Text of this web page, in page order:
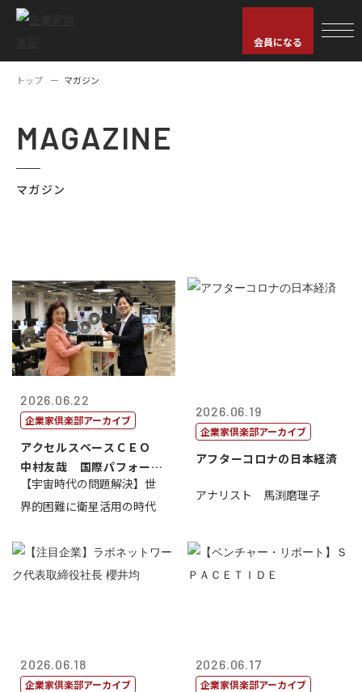
会員になる
トップ マガジン
MAGAZINE
マガジン
2026.06.22
企業家倶楽部アーカイブ
アクセルスペースＣＥＯ
中村友哉 国際パフォーマ
ンス研究所代...
【宇宙時代の問題解決】世
界的困難に衛星活用の時代
2026.06.19
企業家倶楽部アーカイブ
アフターコロナの日本経済
アナリスト 馬渕磨理子
2026.06.18
企業家倶楽部アーカイブ
2026.06.17
企業家倶楽部アーカイブ